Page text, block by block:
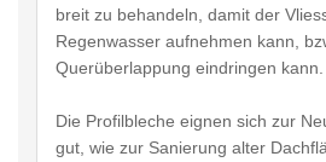
breit zu behandeln, damit der
Regenwasser aufnehmen kann,
Querüberlappung eindringen kann.
Die Profilbleche eignen sich zur
gut, wie zur Sanierung alter